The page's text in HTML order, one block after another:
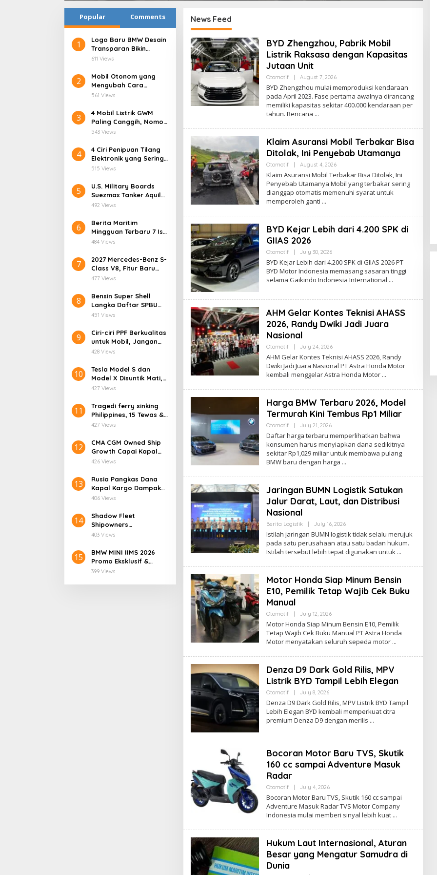
Popular Comments
1
Logo Baru BMW Desain
Transparan Bikin
Kaget!
611 Views
2
Mobil Otonom yang
Mengubah Cara
Manusia Berkendara
561 Views
3
4 Mobil Listrik GWM
Paling Canggih, Nomor
3 Bikin Kaget!
543 Views
4
4 Ciri Penipuan Tilang
Elektronik yang Sering
Menjebak
515 Views
5
U.S. Military Boards
Suezmax Tanker Aquila
II, Ada Apa di Laut
492 Views
6
Berita Maritim
Mingguan Terbaru 7 Isu
Laut Paling Panas!
484 Views
7
2027 Mercedes-Benz S-
Class V8, Fitur Baru
Bikin Kaget!
477 Views
8
Bensin Super Shell
Langka Daftar SPBU
yang Masih Jual
451 Views
9
Ciri-ciri PPF Berkualitas
untuk Mobil, Jangan
Salah Pilih!
428 Views
10
Tesla Model S dan
Model X Disuntik Mati,
Era Baru Robot Dimulai
427 Views
11
Tragedi ferry sinking
Philippines, 15 Tewas &
28 Hilang
427 Views
12
CMA CGM Owned Ship
Growth Capai Kapal
ke-400
426 Views
13
Rusia Pangkas Dana
Kapal Kargo Dampak
Sanksi Bikin Industri
406 Views
14
Shadow Fleet
Shipowners
Diultimatum Eropa,
403 Views
15
BMW MINI IIMS 2026
Promo Eksklusif &
Diskon Gila-Gilaan!
399 Views
News Feed
PTBLS
BYD Zhengzhou, Pabrik Mobil
Listrik Raksasa dengan Kapasitas
Jutaan Unit
Otomotif August 7, 2026By
BYD Zhengzhou mulai memproduksi kendaraan
pada April 2023. Fase pertama awalnya dirancang
memiliki kapasitas sekitar 400.000 kendaraan per
tahun. Rencana
Klaim Asuransi Mobil Terbakar Bisa
Ditolak, Ini Penyebab Utamanya
Otomotif August 4, 2026By
Klaim Asuransi Mobil Terbakar Bisa Ditolak, Ini
Penyebab Utamanya Mobil yang terbakar sering
dianggap otomatis memenuhi syarat untuk
memperoleh ganti
BYD Kejar Lebih dari 4.200 SPK di
GIIAS 2026
Otomotif July 30, 2026By
BYD Kejar Lebih dari 4.200 SPK di GIIAS 2026 PT
BYD Motor Indonesia memasang sasaran tinggi
selama Gaikindo Indonesia International
AHM Gelar Kontes Teknisi AHASS
2026, Randy Dwiki Jadi Juara
Nasional
Otomotif July 24, 2026By
AHM Gelar Kontes Teknisi AHASS 2026, Randy
Dwiki Jadi Juara Nasional PT Astra Honda Motor
kembali menggelar Astra Honda Motor
Harga BMW Terbaru 2026, Model
Termurah Kini Tembus Rp1 Miliar
Otomotif July 21, 2026By
Daftar harga terbaru memperlihatkan bahwa
konsumen harus menyiapkan dana sedikitnya
sekitar Rp1,029 miliar untuk membawa pulang
BMW baru dengan harga
Jaringan BUMN Logistik Satukan
Jalur Darat, Laut, dan Distribusi
Nasional
Berita Logistik July 16, 2026By
Istilah jaringan BUMN logistik tidak selalu merujuk
pada satu perusahaan atau satu badan hukum.
Istilah tersebut lebih tepat digunakan untuk
Motor Honda Siap Minum Bensin
E10, Pemilik Tetap Wajib Cek Buku
Manual
Otomotif July 12, 2026By
Motor Honda Siap Minum Bensin E10, Pemilik
Tetap Wajib Cek Buku Manual PT Astra Honda
Motor menyatakan seluruh sepeda motor
Denza D9 Dark Gold Rilis, MPV
Listrik BYD Tampil Lebih Elegan
Otomotif July 8, 2026By
Denza D9 Dark Gold Rilis, MPV Listrik BYD Tampil
Lebih Elegan BYD kembali memperkuat citra
premium Denza D9 dengan merilis
Bocoran Motor Baru TVS, Skutik
160 cc sampai Adventure Masuk
Radar
Otomotif July 4, 2026By
Bocoran Motor Baru TVS, Skutik 160 cc sampai
Adventure Masuk Radar TVS Motor Company
Indonesia mulai memberi sinyal lebih kuat
Hukum Laut Internasional, Aturan
Besar yang Mengatur Samudra di
Dunia
BYD Zhengzhou, Pabrik Mobil
Listrik Raksasa dengan Kapasitas
Jutaan Unit
In Otomotif |